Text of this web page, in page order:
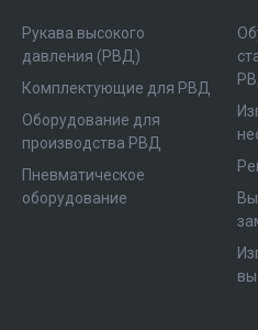
Рукава высокого
давления (РВД)
Комплектующие для РВД
Оборудование для
производства РВД
Пневматическое
оборудование